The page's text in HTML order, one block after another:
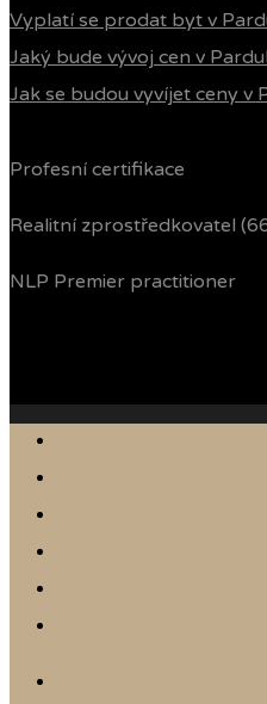
Vyplatí se prodat byt v
Jaký bude vývoj cen v
Jak se budou vyvíjet ceny v
Profesní certifikace
Realitní zprostředkovatel
NLP Premier practitioner